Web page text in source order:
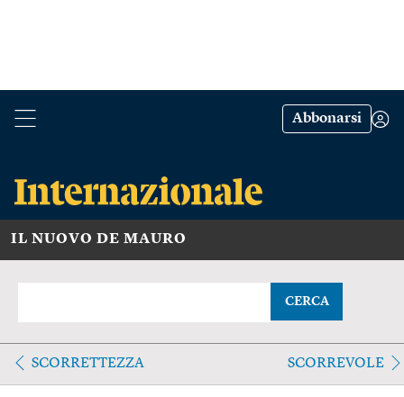
Abbonarsi
IL NUOVO DE MAURO
CERCA
SCORRETTEZZA SCORREVOLE